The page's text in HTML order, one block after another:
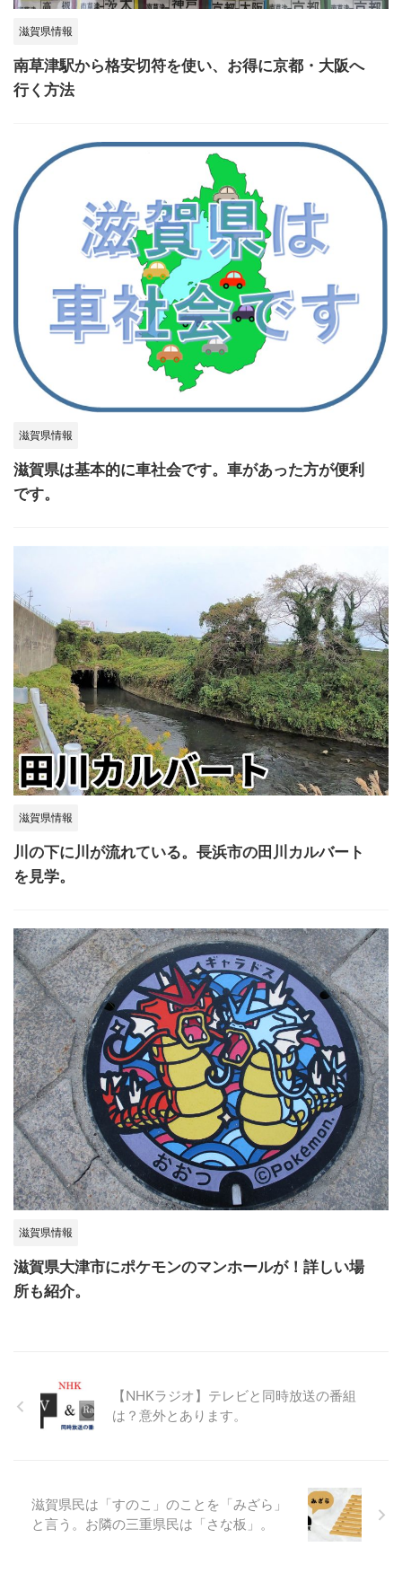
滋賀県情報
南草津駅から格安切符を使い、お得に京都・大阪へ
行く方法
滋賀県情報
滋賀県は基本的に車社会です。車があった方が便利
です。
滋賀県情報
川の下に川が流れている。長浜市の田川カルバート
を見学。
滋賀県情報
滋賀県大津市にポケモンのマンホールが！詳しい場
所も紹介。
【NHKラジオ】テレビと同時放送の番組
は？意外とあります。
滋賀県民は「すのこ」のことを「みざら」
と言う。お隣の三重県民は「さな板」。